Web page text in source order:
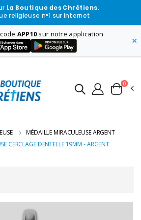
La Boutique des Chrétiens.
religieuse n°1 sur internet
APP10 sur notre application
×
0
MÉDAILLE MIRACULEUSE ARGENT
CERCLAGE DENTELLE 19MM - ARGENT